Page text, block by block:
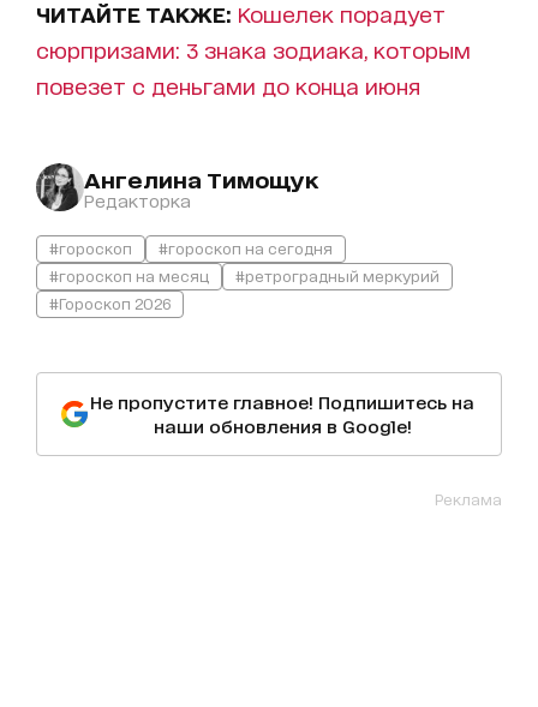
ЧИТАЙТЕ ТАКЖЕ: Кошелек порадует
сюрпризами: 3 знака зодиака, которым
повезет с деньгами до конца июня
Ангелина Тимощук
Редакторка
#гороскоп
#гороскоп на сегодня
#гороскоп на месяц
#ретроградный меркурий
#Гороскоп 2026
Не пропустите главное! Подпишитесь на
наши обновления в Google!
Реклама